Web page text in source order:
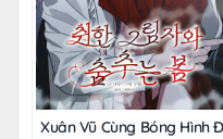
Xuân Vũ Cùng Bóng Hình